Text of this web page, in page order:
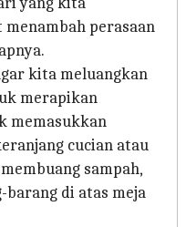
perasaan
kita meluangkan
merapikan
memasukkan
cucian atau
sampah,
barang di atas meja